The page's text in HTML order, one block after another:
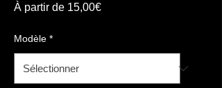
À partir de 15,00€Prix
Modèle *